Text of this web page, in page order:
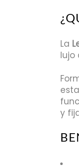
La
lujo
y